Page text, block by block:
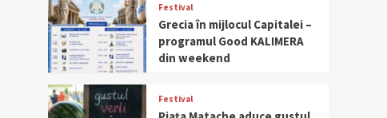
Festival
Grecia în mijlocul Capitalei –
programul Good KALIMERA
din weekend
Festival